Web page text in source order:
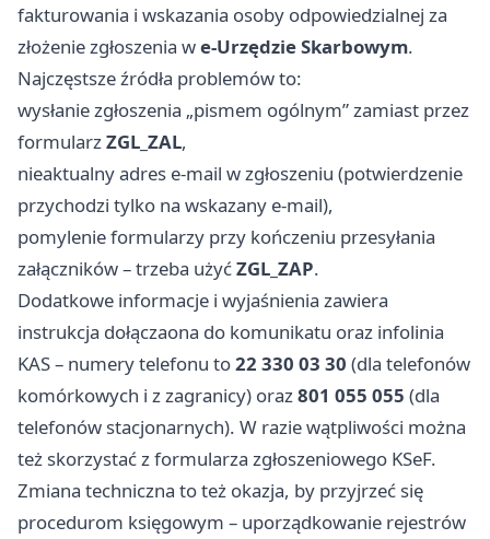
fakturowania i wskazania osoby odpowiedzialnej za
złożenie zgłoszenia we‑Urzędzie Skarbowym.
Najczęstsze źródła problemów to:
wysłanie zgłoszenia „pismem ogólnym” zamiast przez
formularzZGL_ZAL,
nieaktualny adres e‑mail w zgłoszeniu (potwierdzenie
przychodzi tylko na wskazany e‑mail),
pomylenie formularzy przy kończeniu przesyłania
załączników – trzeba użyćZGL_ZAP.
Dodatkowe informacje i wyjaśnienia zawiera
instrukcja dołączaona do komunikatu oraz infolinia
KAS – numery telefonu to22 330 03 30 (dla telefonów
komórkowych i z zagranicy) oraz801 055 055 (dla
telefonów stacjonarnych). W razie wątpliwości można
też skorzystać z formularza zgłoszeniowego KSeF.
Zmiana techniczna to też okazja, by przyjrzeć się
procedurom księgowym – uporządkowanie rejestrów